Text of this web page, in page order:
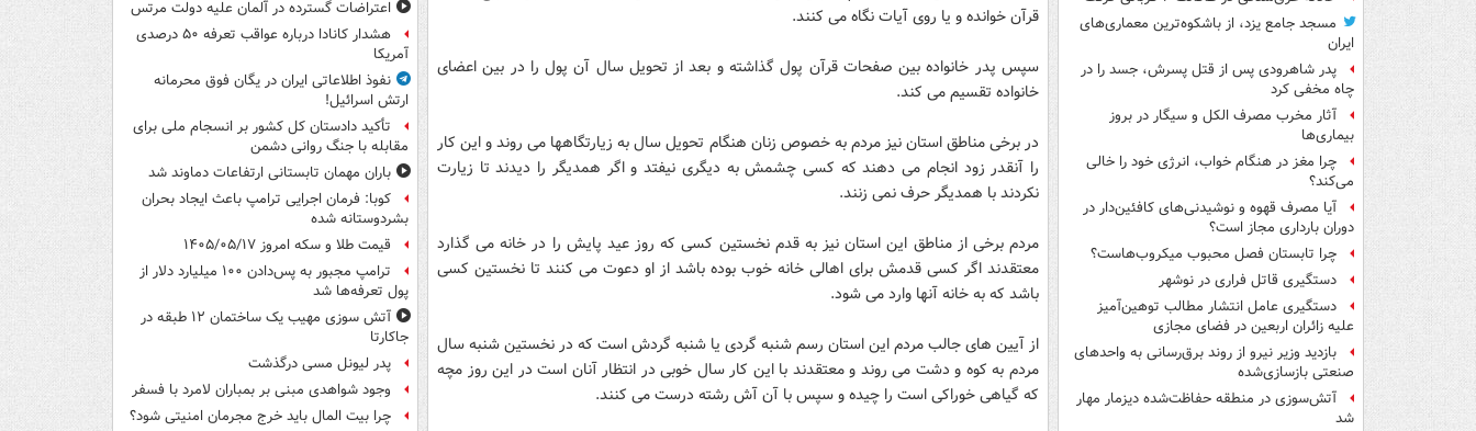
مسجد جامع یزد، از باشکوه‌ترین معماری‌های
ایران
پدر شاهرودی پس از قتل پسرش، جسد را در
چاه مخفی کرد
آثار مخرب مصرف الکل و سیگار در بروز
بیماری‌ها
چرا مغز در هنگام خواب، انرژی خود را خالی
می‌کند؟
آیا مصرف قهوه و نوشیدنی‌های کافئین‌دار در
دوران بارداری مجاز است؟
چرا تابستان فصل محبوب میکروب‌هاست؟
دستگیری قاتل فراری در نوشهر
دستگیری عامل انتشار مطالب توهین‌آمیز
علیه زائران اربعین در فضای مجازی
بازدید وزیر نیرو از روند برق‌رسانی به واحدهای
صنعتی بازسازی‌شده
آتش‌سوزی در منطقه حفاظت‌شده دیزمار مهار
شد
قرآن خوانده و یا روی آیات نگاه می کنند.
سپس پدر خانواده بین صفحات قرآن پول گذاشته و بعد از تحویل سال آن پول را در بین اعضای
خانواده تقسیم می کند.
در برخی مناطق استان نیز مردم به خصوص زنان هنگام تحویل سال به زیارتگاهها می روند و این کار
را آنقدر زود انجام می دهند که کسی چشمش به دیگری نیفتد و اگر همدیگر را دیدند تا زیارت
نکردند با همدیگر حرف نمی زنند.
مردم برخی از مناطق این استان نیز به قدم نخستین کسی که روز عید پایش را در خانه می گذارد
معتقدند اگر کسی قدمش برای اهالی خانه خوب بوده باشد از او دعوت می کنند تا نخستین کسی
باشد که به خانه آنها وارد می شود.
از آیین های جالب مردم این استان رسم شنبه گردی یا شنبه گردش است که در نخستین شنبه سال
مردم به کوه و دشت می روند و معتقدند با این کار سال خوبی در انتظار آنان است در این روز مچه
که گیاهی خوراکی است را چیده و سپس با آن آش رشته درست می کنند.
اعتراضات گسترده در آلمان علیه دولت مرتس
هشدار کانادا درباره عواقب تعرفه ۵۰ درصدی
آمریکا
نفوذ اطلاعاتی ایران در یگان فوق محرمانه
ارتش اسرائیل!
تأکید دادستان کل کشور بر انسجام ملی برای
مقابله با جنگ روانی دشمن
باران مهمان تابستانی ارتفاعات دماوند شد
کوبا: فرمان اجرایی ترامپ باعث ایجاد بحران
بشردوستانه شده
قیمت طلا و سکه امروز ۱۴۰۵/۰۵/۱۷
ترامپ مجبور به پس‌دادن ۱۰۰ میلیارد دلار از
پول تعرفه‌ها شد
آتش سوزی مهیب یک ساختمان ۱۲ طبقه در
جاکارتا
پدر لیونل مسی درگذشت
وجود شواهدی مبنی بر بمباران لامرد با فسفر
چرا بیت المال باید خرج مجرمان امنیتی شود؟